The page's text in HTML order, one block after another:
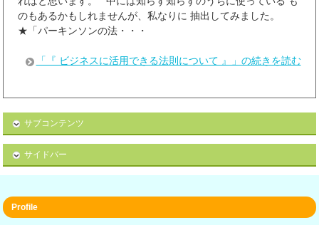
のもあるかもしれませんが、私なりに 抽出してみました。
★「パーキンソンの法・・・
「『 ビジネスに活用できる法則について 』」の続きを読む
サブコンテンツ
サイドバー
Profile